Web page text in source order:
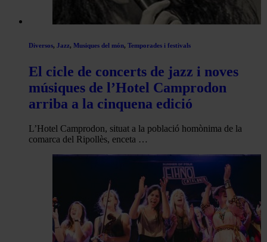
Diversos, Jazz, Musiques del món, Temporades i festivals
El cicle de concerts de jazz i noves
músiques de l’Hotel Camprodon
arriba a la cinquena edició
L’Hotel Camprodon, situat a la població homònima de la
comarca del Ripollès, enceta …